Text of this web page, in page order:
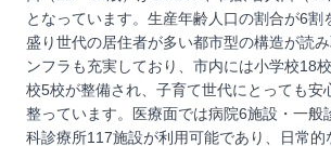
となっています。生産年齢人口の割合が6割
盛り世代の居住者が多い都市型の構造が読
ンフラも充実しており、市内には小学校18
校5校が整備され、子育て世代にとっても安
整っています。医療面では病院6施設・一般
科診療所117施設が利用可能であり、日常的